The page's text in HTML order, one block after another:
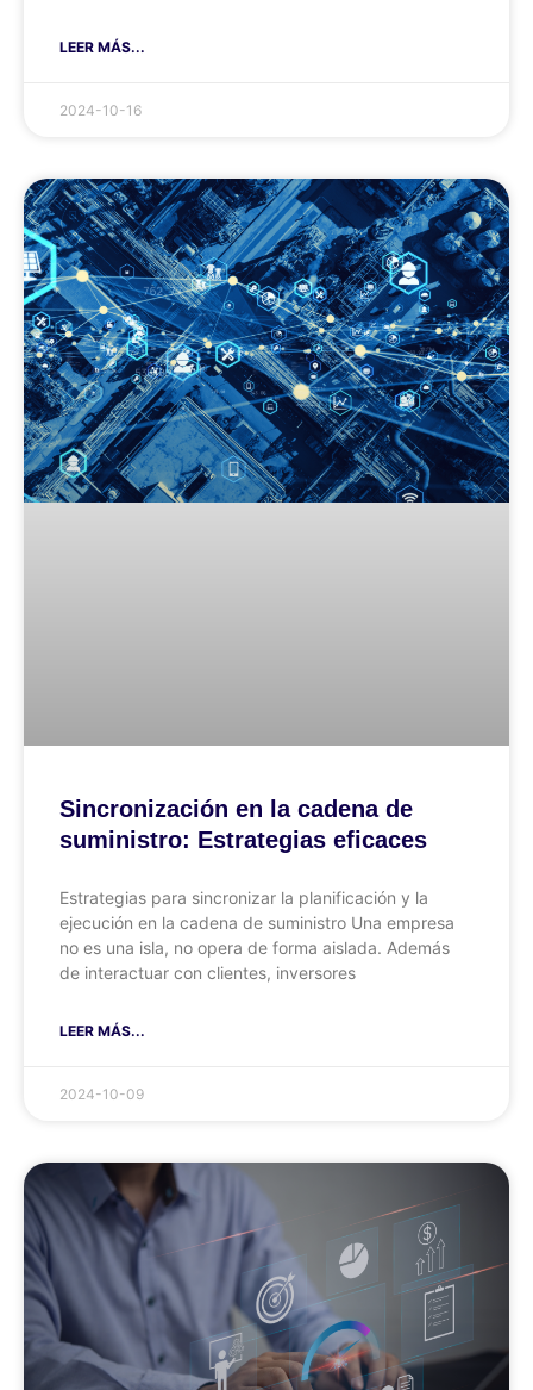
LEER MÁS...
2024-10-16
Sincronización en la cadena de
suministro: Estrategias eficaces
Estrategias para sincronizar la planificación y la
ejecución en la cadena de suministro Una empresa
no es una isla, no opera de forma aislada. Además
de interactuar con clientes, inversores
LEER MÁS...
2024-10-09